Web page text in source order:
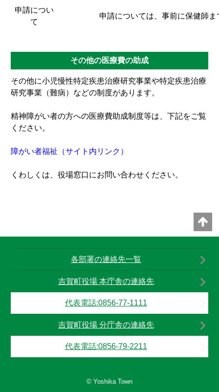
申請につい
て
申請については、事前に保健師
その他の医療費の助成
その他に小児慢性特定疾患治療研究事業や特定疾患治療
研究事業（難病）などの制度があります。
精神障がい者の方への医療費助成制度等は、下記をご覧
ください。
障がい者福祉（サイト内リンク）
くわしくは、役場窓口にお問い合わせください。
各部署の連絡先一覧
吉賀町役場 本庁舎の連絡先
代表電話:0856-77-1111
吉賀町役場 分庁舎の連絡先
代表電話:0856-79-2211
© Yoshika Town